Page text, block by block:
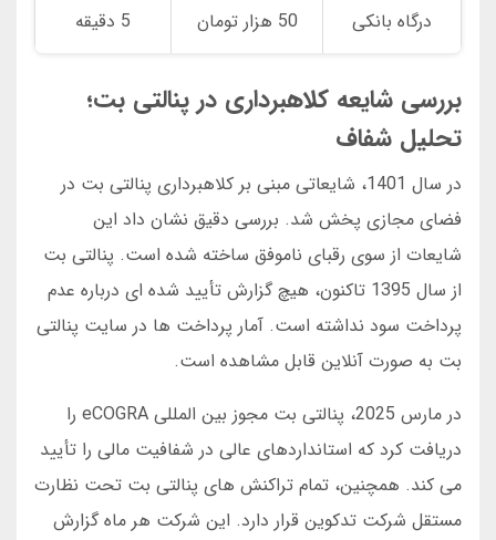
درگاه بانکی 50 هزار تومان 5 دقیقه
بررسی شایعه کلاهبرداری در پنالتی بت؛
تحلیل شفاف
در سال 1401، شایعاتی مبنی بر کلاهبرداری پنالتی بت در
فضای مجازی پخش شد. بررسی دقیق نشان داد این
شایعات از سوی رقبای ناموفق ساخته شده است. پنالتی بت
از سال 1395 تاکنون، هیچ گزارش تأیید شده ای درباره عدم
پرداخت سود نداشته است. آمار پرداخت ها در سایت پنالتی
بت به صورت آنلاین قابل مشاهده است.
در مارس 2025، پنالتی بت مجوز بین المللی eCOGRA را
دریافت کرد که استانداردهای عالی در شفافیت مالی را تأیید
می کند. همچنین، تمام تراکنش های پنالتی بت تحت نظارت
مستقل شرکت تدکوین قرار دارد. این شرکت هر ماه گزارش